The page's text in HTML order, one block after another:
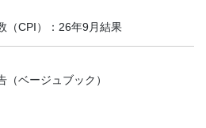
（CPI）：26年9月結果
（ベージュブック）